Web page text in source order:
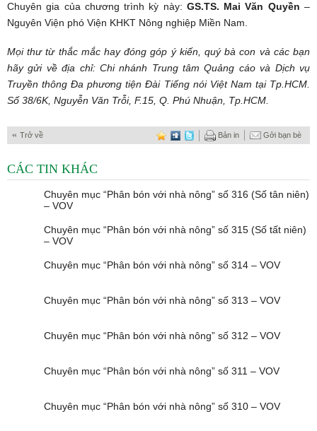
Chuyên gia của chương trình kỳ này: GS.TS. Mai Văn Quyền –
Nguyên Viện phó Viện KHKT Nông nghiệp Miền Nam.
Mọi thư từ thắc mắc hay đóng góp ý kiến, quý bà con và các bạn
hãy gửi về địa chỉ: Chi nhánh Trung tâm Quảng cáo và Dịch vụ
Truyền thông Đa phương tiện Đài Tiếng nói Việt Nam tại Tp.HCM.
Số 38/6K, Nguyễn Văn Trỗi, F.15, Q. Phú Nhuận, Tp.HCM.
Trở về Gởi bạn bè
Bản in
CÁC TIN KHÁC
Chuyên mục “Phân bón với nhà nông” số 316 (Số tân niên)
– VOV
Chuyên mục “Phân bón với nhà nông” số 315 (Số tất niên)
– VOV
Chuyên mục “Phân bón với nhà nông” số 314 – VOV
Chuyên mục “Phân bón với nhà nông” số 313 – VOV
Chuyên mục “Phân bón với nhà nông” số 312 – VOV
Chuyên mục “Phân bón với nhà nông” số 311 – VOV
Chuyên mục “Phân bón với nhà nông” số 310 – VOV